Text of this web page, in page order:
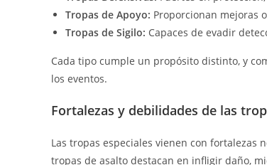
Tropas de Apoyo: Proporcionan mejoras
Tropas de Sigilo: Capaces de evadir
Cada tipo cumple un propósito distinto, y
los eventos.
Fortalezas y debilidades de las
Las tropas especiales vienen con fortalezas
tropas de asalto destacan en infligir daño,